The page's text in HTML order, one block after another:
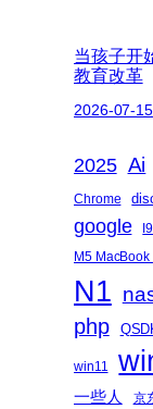
当孩子开
教育改革
2026-07-15
2025 Ai
Chrome
google
M5 MacBook
N1
php
win11
一些人 京